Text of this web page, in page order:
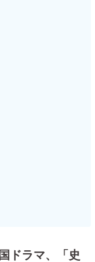
ドラマ、「史